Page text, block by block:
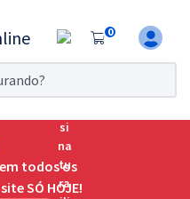
0
dias!
Exame datodos os
SÓ HOJE!